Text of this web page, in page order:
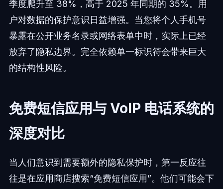
季度爬升至 38%，高于 2025 年同期的 35%。用
户对数据的保护意识日益增强。当您将个人手机号
暴露在公开业务名录或网络表单中时，实际上已经
放弃了隐私边界。完全依赖单一标识符会带来巨大
的结构性风险。
免费短信应用与 VoIP 电话系统的
深度对比
当人们意识到需要额外的隐私保护时，第一反应往
往是在应用商店搜索“免费短信应用”。他们可能会下